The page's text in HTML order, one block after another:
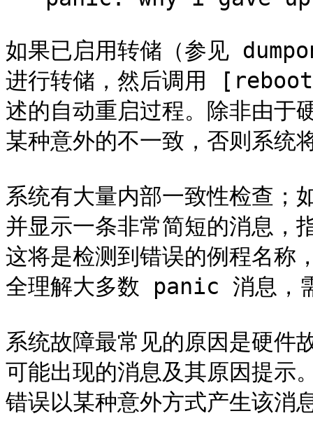
如果已启用转储（参见
进行转储，然后调用
述的自动重启过程。除非由于
某种意外的不一致，否则系统
系统有大量内部一致性检查
并显示一条非常简短的消息，
这将是检测到错误的例程名称
全理解大多数 panic 消息，
系统故障最常见的原因是硬件
可能出现的消息及其原因提示
错误以某种意外方式产生该消